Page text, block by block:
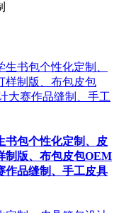
书包个性化定制、皮
制版、布包皮包OEM
作品缝制、手工皮具